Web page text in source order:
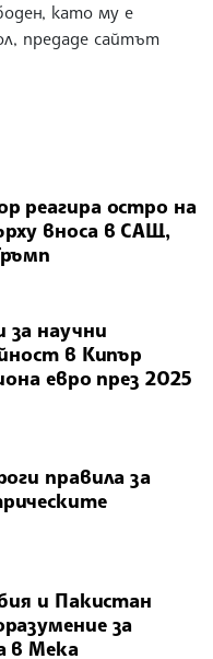
като му е
предаде сайтът
реагира остро на
вноса в САЩ,
научни
в Кипър
евро през 2025
правила за
и Пакистан
за
в Мека